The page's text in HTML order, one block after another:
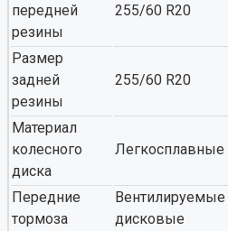
передней
резины
255/60 R20
Размер
задней
резины
255/60 R20
Материал
колесного
диска
Легкосплавные
Передние
тормоза
Вентилируемые
дисковые